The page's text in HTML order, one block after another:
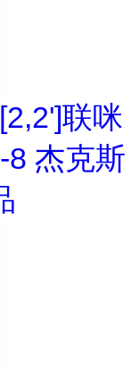
联咪
8 杰克斯